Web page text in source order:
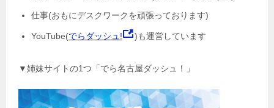
仕事(おもにデスクワークを頑張っております)
YouTube(でらダッシュ! )も運営しています
▼姉妹サイトの1つ「でら名古屋ダッシュ！」